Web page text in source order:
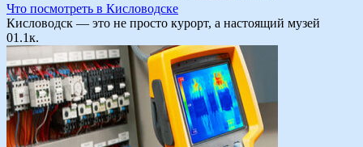
Что посмотреть в Кисловодске
Кисловодск — это не просто курорт, а настоящий музей
01.1к.